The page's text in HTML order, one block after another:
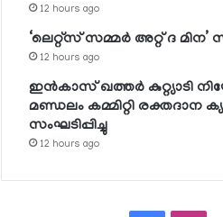
12 hours ago
‘ലെറ്റ്‌സ് സമ്മര്‍ അറ്റ് ദ മിന’
12 hours ago
ഇന്‍കാസ് ഖത്തര്‍ കുറ്റ്യാടി
മണ്ഡലം കമ്മിറ്റി രക്തദാന
സംഘടിപ്പിച്ചു
12 hours ago